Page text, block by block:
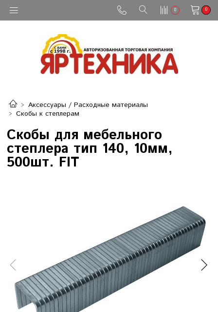
0 0
Аксессуары / Расходные материалы
Скобы к степлерам
Скобы для мебельного
степлера тип 140, 10мм,
500шт. FIT